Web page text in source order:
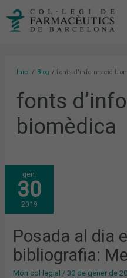
Inici Blog fonts d’informació
fonts
biomèdica
gen.
30
2019
Posada al dia
bibliografia:
Món col·legial /30 de gener de
POSADA
AL
DIA
EN
GESTIÓ
DE
BIBLIOGRAFIA: